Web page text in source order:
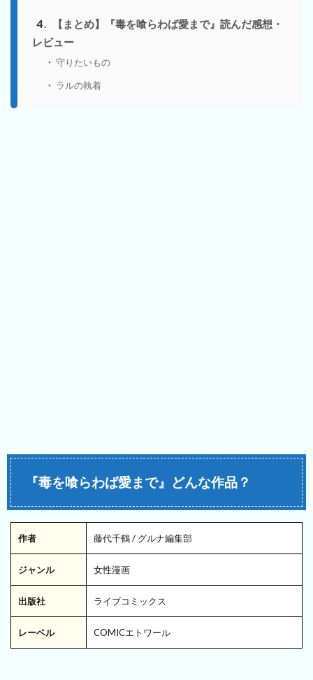
4
【まとめ】『毒を喰らわば愛まで』読んだ感想・
レビュー
守りたいもの
ラルの執着
『毒を喰らわば愛まで』どんな作品？
作者 藤代千鶴 / グルナ編集部
ジャンル 女性漫画
出版社 ライブコミックス
レーベル COMICエトワール